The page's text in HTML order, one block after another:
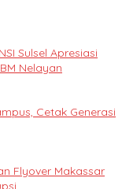
Sulsel Apresiasi
Nelayan
Cetak Generasi
Flyover Makassar